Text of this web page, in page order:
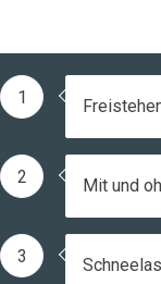
1
2 Mit und
3